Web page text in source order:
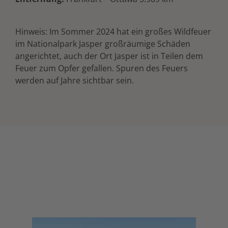
Hinweis: Im Sommer 2024 hat ein großes Wildfeuer
im Nationalpark Jasper großräumige Schäden
angerichtet, auch der Ort Jasper ist in Teilen dem
Feuer zum Opfer gefallen. Spuren des Feuers
werden auf Jahre sichtbar sein.